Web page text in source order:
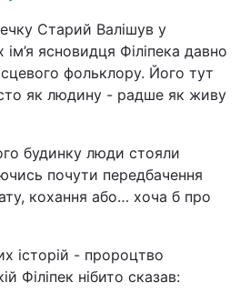
Старий Валішув у
ясновидця Філіпека давно
фольклору. Його тут
як людину - радше як живу
будинку люди стояли
почути передбачення
кохання або… хоча б про
історій - пророцтво
Філіпек нібито сказав: